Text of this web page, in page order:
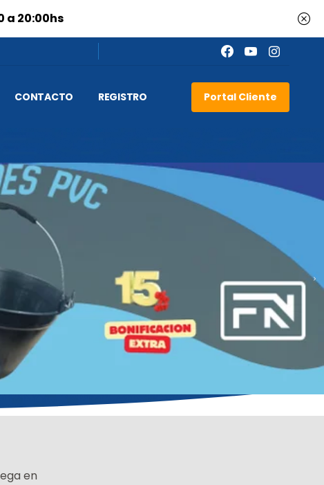
a 20:00hs
CONTACTO REGISTRO Portal Cliente
en